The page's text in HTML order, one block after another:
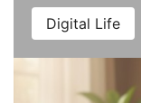
Digital Life